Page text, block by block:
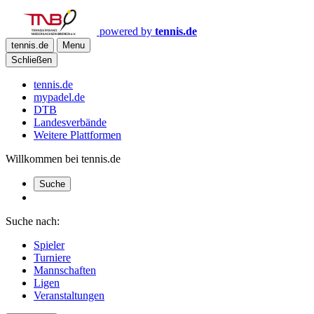
powered by tennis.de
tennis.de
Menu
Schließen
tennis.de
mypadel.de
DTB
Landesverbände
Weitere Plattformen
Willkommen bei tennis.de
Suche
Suche nach:
Spieler
Turniere
Mannschaften
Ligen
Veranstaltungen